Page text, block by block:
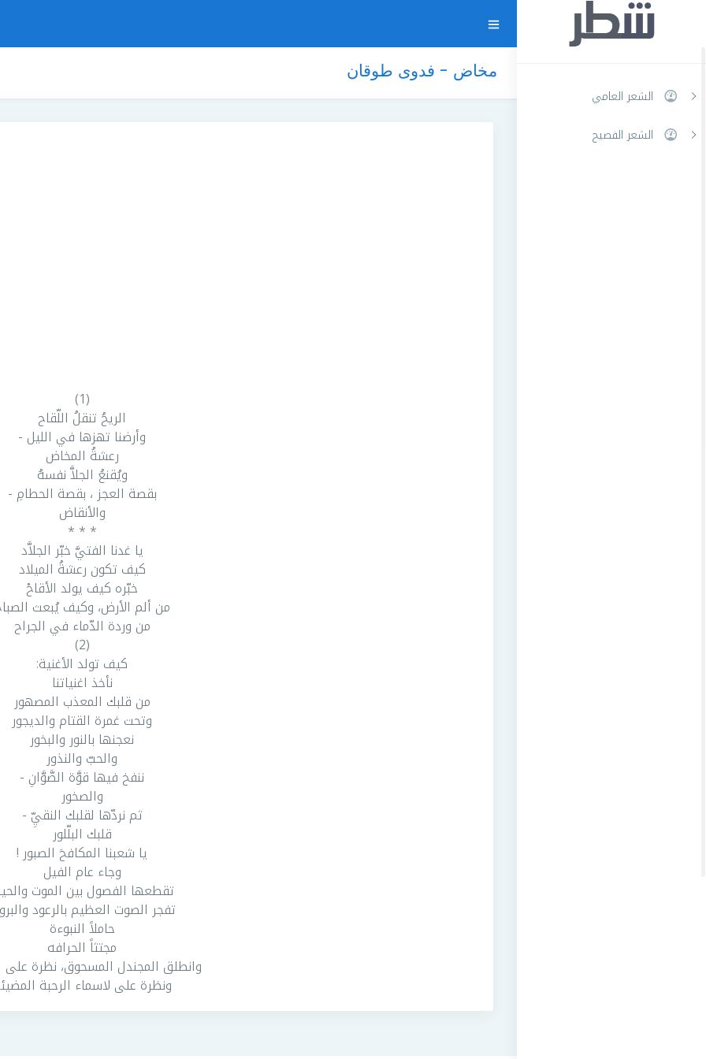
الشعر العامي
الشعر الفصيح
مخاض - فدوى طوقان
(1)
الريحُ تنقلُ اللّقاح
وأرضنا تهزها في الليل -
رعشةُ المخاض
ويُقنعُ الجلاَّ نفسهُ
بقصة العجز ، بقصة الحطامِ -
والأنقاض
* * *
يا غدنا الفتيَّ خبّر الجلاَّد
كيف تكون رعشةُ الميلاد
خبّره كيف يولد الأقاحْ
من ألم الأرض، وكيف يُبعث
من وردة الدّماء في الجراح
(2)
كيف تولد الأغنية:
نأخذ اغنياتنا
من قلبك المعذب المصهور
وتحت غمرة القتام والديجور
نعجنها بالنور والبخور
والحبّ والنذور
ننفخ فيها قوَّة الصَّوَّانِ -
والصخور
ثم نردّها لقلبك النقيِّ -
قلبك البلّلور
يا شعبنا المكافحَ الصبور !
وجاء عام الفيل
تقطعها الفصول بين الموت
تفجر الصوت العظيم بالرعود
حاملاً النبوءة
مجتثاً الحرافه
وانطلق المجندل المسحوق، نظرة
ونظرة على لاسماء الرحبة